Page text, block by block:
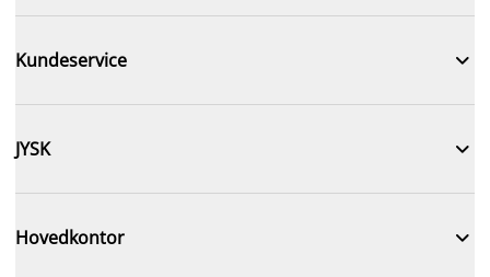
Kundeservice 
JYSK 
Hovedkontor 